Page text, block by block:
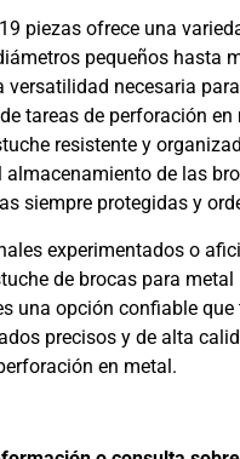
piezas ofrece una
pequeños hasta
versatilidad necesaria
tareas de perforación en
resistente y
almacenamiento de las
siempre protegidas y
experimentados o
de brocas para metal
una opción confiable que
precisos y de alta
en metal.